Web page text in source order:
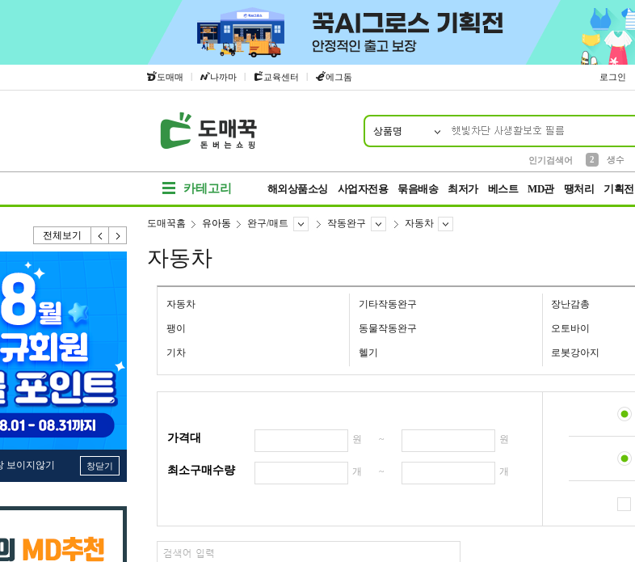
도매매 | 나까마 | 교육센터 | 에그돔 로그인
상품명
인기검색어
2
생수
카테고리 해외상품소싱 사업자전용 묶음배송 최저가 베스트 MD관 땡처리 기획전
전체보기
보이지않기 창닫기
도매꾹홈 유아동 완구/매트 작동완구 자동차
자동차
자동차 기타작동완구 장난감총
팽이 동물작동완구 오토바이
기차 헬기 로봇강아지
가격대 원 ~ 원
최소구매수량 개 ~ 개